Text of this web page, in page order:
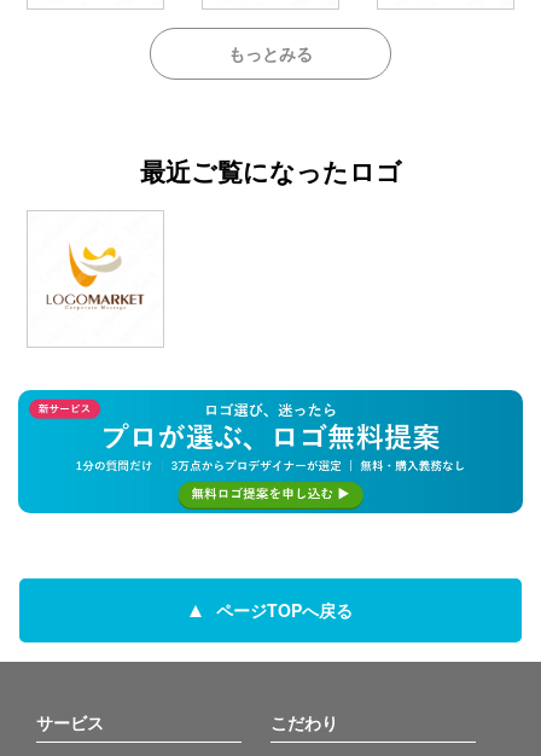
もっとみる
最近ご覧になったロゴ
ページTOPへ戻る
サービス こだわり